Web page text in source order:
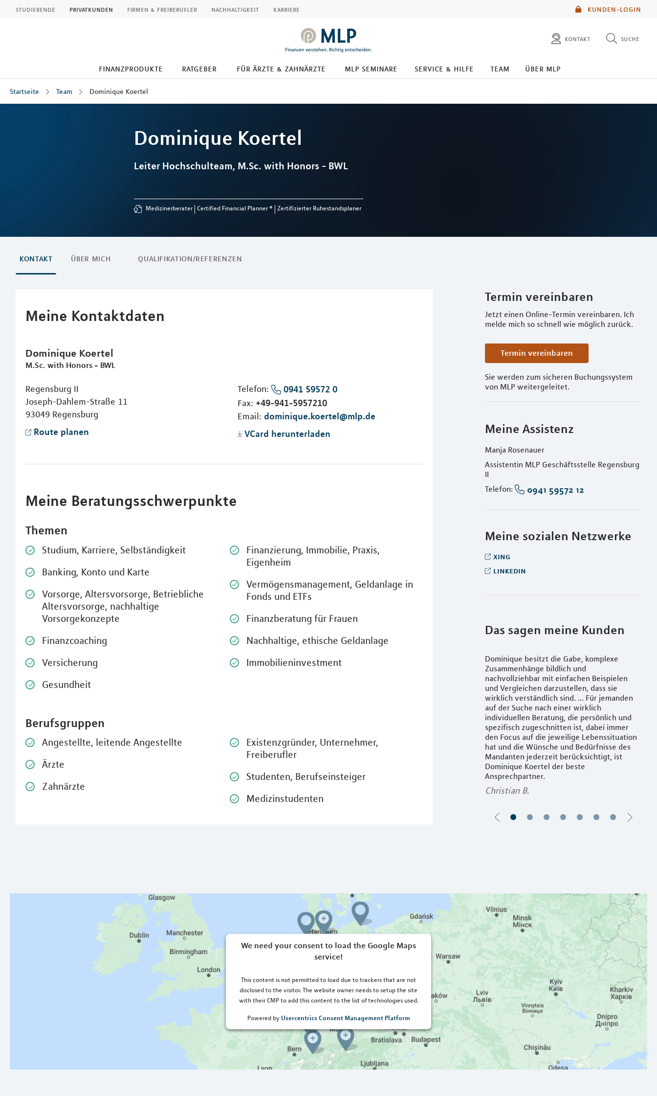
KUNDEN-LOGIN
studierende privatkunden firmen & freiberufler nachhaltigkeit karriere
kontakt suche
diese website durchsuchen
finanzprodukte ratgeber für ärzte & zahnärzte mlp seminare service & hilfe team über mlp
Startseite Team Dominique Koertel
Dominique Koertel
Leiter Hochschulteam, M.Sc. with Honors - BWL
Medizinerberater Certified Financial Planner ® Zertifizierter Ruhestandsplaner
KONTAKT ÜBER MICH QUALIFIKATION/REFERENZEN
Termin vereinbaren
Jetzt einen Online-Termin vereinbaren. Ich
melde mich so schnell wie möglich zurück.
Termin vereinbaren
Sie werden zum sicheren Buchungssystem
von MLP weitergeleitet.
Meine Assistenz
Manja Rosenauer
Assistentin MLP Geschäftsstelle Regensburg
II
Telefon:
0941 59572 12
Meine sozialen Netzwerke
xing
linkedin
Das sagen meine Kunden
Super hilfreiche Workshops rund um die
Themen Bewerbung und
mir auch in diesem Bereich mit Rat und Tat
zur Seite und hilft mir eine strategische
Sarina M.
Dominique besitzt die Gabe, komplexe
Zusammenhänge bildlich und
nachvollziehbar mit einfachen Beispielen
und Vergleichen darzustellen, dass sie
wirklich verständlich sind. ... Für jemanden
auf der Suche nach einer wirklich
individuellen Beratung, die persönlich und
spezifisch zugeschnitten ist, dabei immer
den Focus auf die jeweilige Lebenssituation
hat und die Wünsche und Bedürfnisse des
Mandanten jederzeit berücksichtigt, ist
Dominique Koertel der beste
Ansprechpartner.
Christian B.
Meine Kontaktdaten
Dominique Koertel
M.Sc. with Honors - BWL
Regensburg II
Joseph-Dahlem-Straße 11
93049 Regensburg
Route planen
Telefon:
0941 59572 0
Fax: +49-941-5957210
Email: dominique.koertel@mlp.de
VCard herunterladen
Meine Beratungsschwerpunkte
Themen
Studium, Karriere, Selbständigkeit
Banking, Konto und Karte
Vorsorge, Altersvorsorge, Betriebliche
Altersvorsorge, nachhaltige
Vorsorgekonzepte
Finanzcoaching
Versicherung
Gesundheit
Finanzierung, Immobilie, Praxis,
Eigenheim
Vermögensmanagement, Geldanlage in
Fonds und ETFs
Finanzberatung für Frauen
Nachhaltige, ethische Geldanlage
Immobilieninvestment
Berufsgruppen
Angestellte, leitende Angestellte
Ärzte
Zahnärzte
Existenzgründer, Unternehmer,
Freiberufler
Studenten, Berufseinsteiger
Medizinstudenten
We need your consent to load the Google Maps
service!
This content is not permitted to load due to trackers that are not
disclosed to the visitor. The website owner needs to setup the site
with their CMP to add this content to the list of technologies used.
Powered by Usercentrics Consent Management Platform